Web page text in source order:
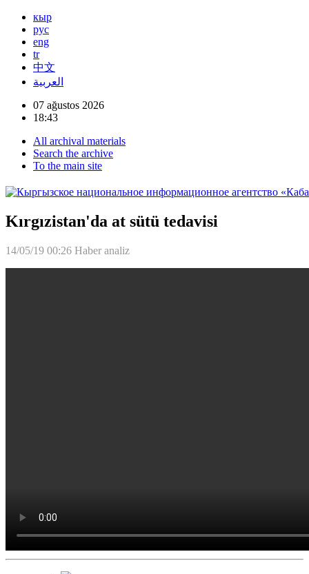
кыр
рус
eng
tr
中文
العربية
07 ağustos 2026
18:43
All archival materials
Search the archive
To the main site
Kırgızistan'da at sütü tedavisi
14/05/19 00:26 Haber analiz